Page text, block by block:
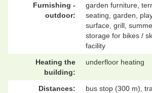
Furnishing -
outdoor:
garden furniture,
seating, garden,
surface, grill,
storage for bikes /
facility
Heating the
building:
underfloor heating
Distances:
bus stop (300 m),